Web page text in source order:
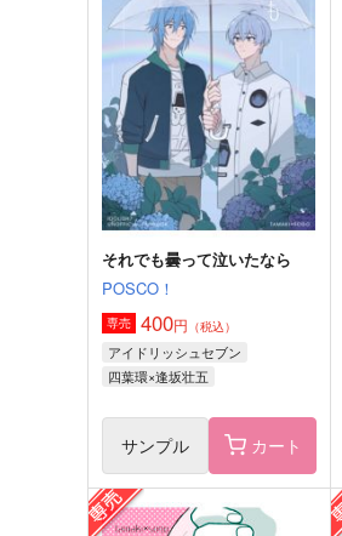
サンプル 作品詳細
猫の役割！？
545円 （税込）
四葉環×逢坂壮五
それでも曇って泣いたなら
POSCO！
専売 400円 （税込）
アイドリッシュセブン
四葉環×逢坂壮五
サンプル カート